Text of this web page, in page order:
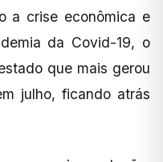
a crise econômica e
da Covid-19, o
que mais gerou
julho, ficando atrás